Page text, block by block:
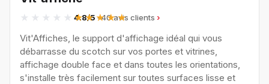
4.8/5· 40 avis clients
Vit'Affiches, le support d'affichage idéal qui vous
débarrasse du scotch sur vos portes et vitrines,
affichage double face et dans toutes les orientations,
s'installe très facilement sur toutes surfaces lisse et